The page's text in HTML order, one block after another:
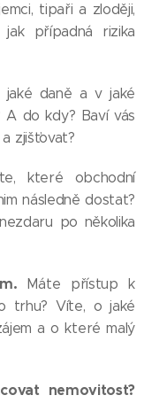
tipaři a zloději,
případná rizika
jaké daně a v jaké
A do kdy? Baví vás
zjišťovat?
které obchodní
následně dostat?
po několika
Máte přístup k
trhu? Víte, o jaké
a o které malý
nemovitost?